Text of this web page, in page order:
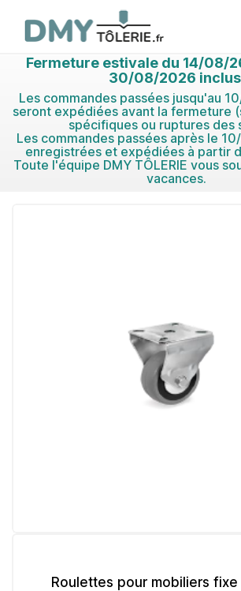
Fermeture estivale du 14/08/
30/08/2026
Les commandes passées jusqu'au
seront expédiées avant la fermeture
spécifiques ou ruptures des
Les commandes passées après le
enregistrées et expédiées à partir
Toute l'équipe DMY TÔLERIE vous
vacances.
Roulettes pour mobiliers fixe